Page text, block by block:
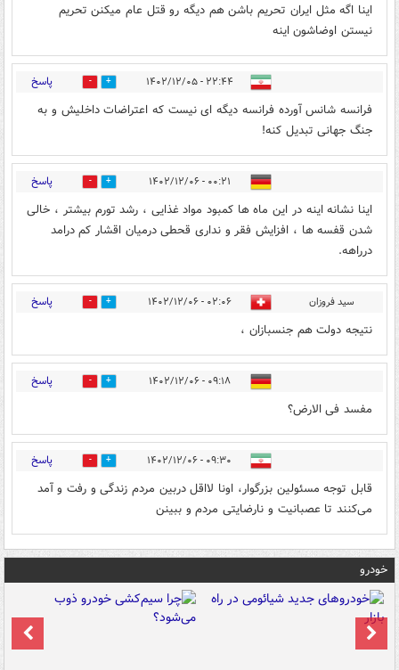
اینا اگه مثل ایران تحریم باشن هم دیگه رو قتل عام میکنن تحریم
نیستن اوضاشون اینه
۲۲:۴۴ - ۱۴۰۲/۱۲/۰۵ 0 پاسخ
فرانسه شانس آورده فرانسه دیگه ای نیست که اعتراضات داخلیش و به
جنگ جهانی تبدیل کنه!
۰۰:۲۱ - ۱۴۰۲/۱۲/۰۶ 0 پاسخ
اینا نشانه اینه در این ماه ها کمبود مواد غذایی ، رشد تورم بیشتر ، خالی
شدن قفسه ها ، افزایش فقر و نداری قحطی درمیان اقشار کم درامد
درراهه.
سید فروزان ۰۲:۰۶ - ۱۴۰۲/۱۲/۰۶ 0 پاسخ
نتیجه دولت هم جنسبازان ،
۰۹:۱۸ - ۱۴۰۲/۱۲/۰۶ 0 پاسخ
مفسد فی الارض؟
۰۹:۳۰ - ۱۴۰۲/۱۲/۰۶ 0 پاسخ
قابل توجه مسئولین بزرگوار، اونا لااقل دربین مردم زندگی و رفت و آمد
می‌کنند تا عصبانیت و نارضایتی مردم و ببینن
خودرو